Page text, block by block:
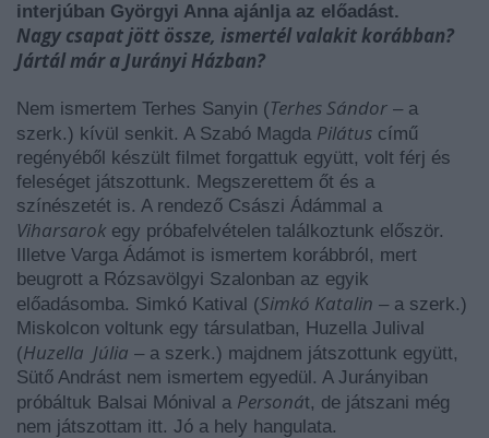
interjúban Györgyi Anna ajánlja az előadást.
Nagy csapat jött össze, ismertél valakit korábban?
Jártál már a Jurányi Házban?
Nem ismertem Terhes Sanyin (Terhes Sándor – a
szerk.) kívül senkit. A Szabó Magda Pilátus című
regényéből készült filmet forgattuk együtt, volt férj és
feleséget játszottunk. Megszerettem őt és a
színészetét is. A rendező Császi Ádámmal a
Viharsarok egy próbafelvételen találkoztunk először.
Illetve Varga Ádámot is ismertem korábbról, mert
beugrott a Rózsavölgyi Szalonban az egyik
előadásomba. Simkó Katival (Simkó Katalin – a szerk.)
Miskolcon voltunk egy társulatban, Huzella Julival
(Huzella Júlia – a szerk.) majdnem játszottunk együtt,
Sütő Andrást nem ismertem egyedül. A Jurányiban
próbáltuk Balsai Mónival a Personát, de játszani még
nem játszottam itt. Jó a hely hangulata.